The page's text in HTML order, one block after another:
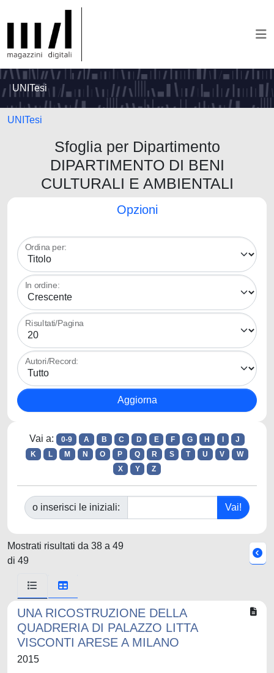
UNITesi
UNITesi
Sfoglia per Dipartimento
DIPARTIMENTO DI BENI
CULTURALI E AMBIENTALI
Opzioni
Ordina per:
In ordine:
Risultati/Pagina
Autori/Record:
Vai a: 0-9 A B C D E F G H
J
K
L M N O P Q R S T U V
W
X
Y Z
o inserisci le iniziali:
Mostrati risultati da 38 a 49
di 49
UNA RICOSTRUZIONE DELLA
QUADRERIA DI PALAZZO LITTA
VISCONTI ARESE A MILANO
2015